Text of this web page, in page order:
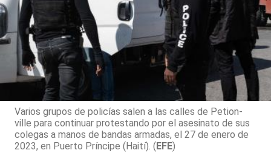
Varios grupos de policías salen a las calles de Petion-
ville para continuar protestando por el asesinato de sus
colegas a manos de bandas armadas, el 27 de enero de
2023, en Puerto Príncipe (Haití). (EFE)